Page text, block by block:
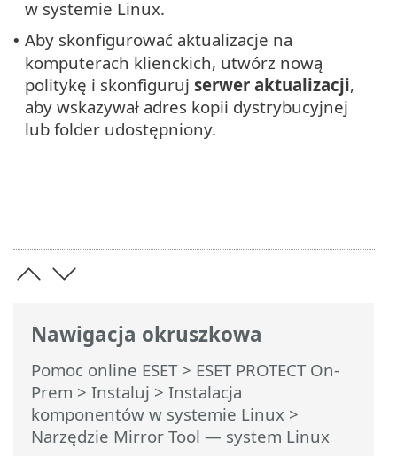
Nawigacja okruszkowa
Pomoc online ESET> ESET PROTECT On-
Prem > Instaluj > Instalacja
komponentów w systemie Linux >
Narzędzie Mirror Tool — system Linux
w systemie Linux.
• Aby skonfigurować aktualizacje na
komputerach klienckich, utwórz nową
politykę i skonfiguruj serwer aktualizacji,
aby wskazywał adres kopii dystrybucyjnej
lub folder udostępniony.